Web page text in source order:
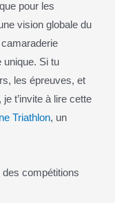
pour les
vision globale du
unique. Si tu
les épreuves, et
t’invite à lire cette
Triathlon, un
des compétitions